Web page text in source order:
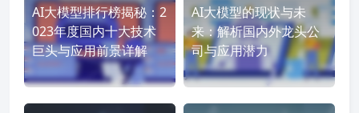
AI大模型排行榜揭秘：2
023年度国内十大技术
巨头与应用前景详解
AI大模型的现状与未
来：解析国内外龙头公
司与应用潜力